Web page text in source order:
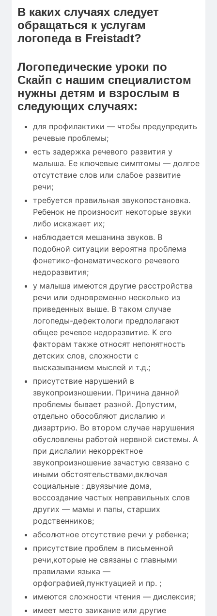
В каких случаях следует
обращаться к услугам
логопеда в Freistadt?
Логопедические уроки по
Скайп с нашим специалистом
нужны детям и взрослым в
следующих случаях:
для профилактики — чтобы предупредить
речевые проблемы;
есть задержка речевого развития у
малыша. Ее ключевые симптомы — долгое
отсутствие слов или слабое развитие
речи;
требуется правильная звукопостановка.
Ребенок не произносит некоторые звуки
либо искажает их;
наблюдается мешанина звуков. В
подобной ситуации вероятна проблема
фонетико-фонематического речевого
недоразвития;
у малыша имеются другие расстройства
речи или одновременно несколько из
приведенных выше. В таком случае
логопеды-дефектологи предполагают
общее речевое недоразвитие. К его
факторам также относят непонятность
детских слов, сложности с
высказыванием мыслей и т.д.;
присутствие нарушений в
звукопроизношении. Причина данной
проблемы бывает разной. Допустим,
отдельно обособляют дислалию и
дизартрию. Во втором случае нарушения
обусловлены работой нервной системы. А
при дислалии некорректное
звукопроизношение зачастую связано с
иными обстоятельствами,включая
социальные : двуязычие дома,
воссоздание частых неправильных слов
других — мамы и папы, старших
родственников;
абсолютное отсутствие речи у ребенка;
присутствие проблем в письменной
речи,которые не связаны с главными
правилами языка —
орфографией,пунктуацией и пр. ;
имеются сложности чтения — дислексия;
имеет место заикание или другие